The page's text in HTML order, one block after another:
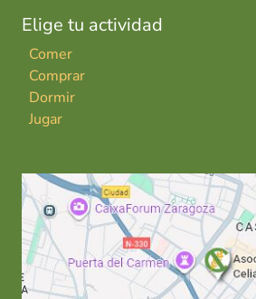
Elige tu actividad
Comer
Comprar
Dormir
Jugar